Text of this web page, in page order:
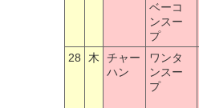
ベーコ
ンスー
プ
28
木
チャー
ハン
ワンタ
ンスー
プ